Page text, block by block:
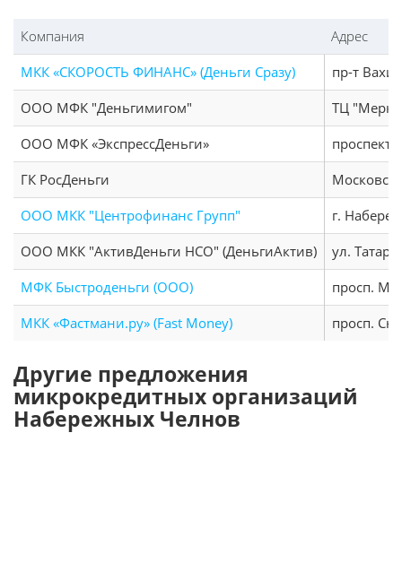
Компания
Адрес
МКК «СКОРОСТЬ ФИНАНС» (Деньги Сразу)
пр-т
ООО МФК "Деньгимигом"
ТЦ
ООО МФК «ЭкспрессДеньги»
проспект
ГК РосДеньги
ООО МКК "Центрофинанс Групп"
г.
ООО МКК "АктивДеньги НСО" (ДеньгиАктив)
ул.
МФК Быстроденьги (ООО)
просп.
МКК «Фастмани.ру» (Fast Money)
просп.
Другие предложения
микрокредитных организаций
Набережных Челнов